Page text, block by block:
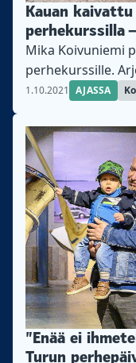
Kauan
perhekurssilla
Mika Koivuniemi
perhekurssille.
antoi vinkkejä ja
1.10.2021 AJASSA
”Enää ei
Turun